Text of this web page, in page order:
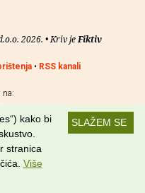
2026. • Kriv jeFiktiv
• RSS kanali
na:
SLAŽEM SE
kako bi
stranica
Više